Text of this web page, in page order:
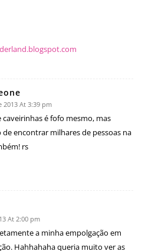
2013 At 3:39 pm
é fofo mesmo, mas
encontrar milhares de pessoas na
rs
At 2:00 pm
a minha empolgação em
Hahhahaha queria muito ver as